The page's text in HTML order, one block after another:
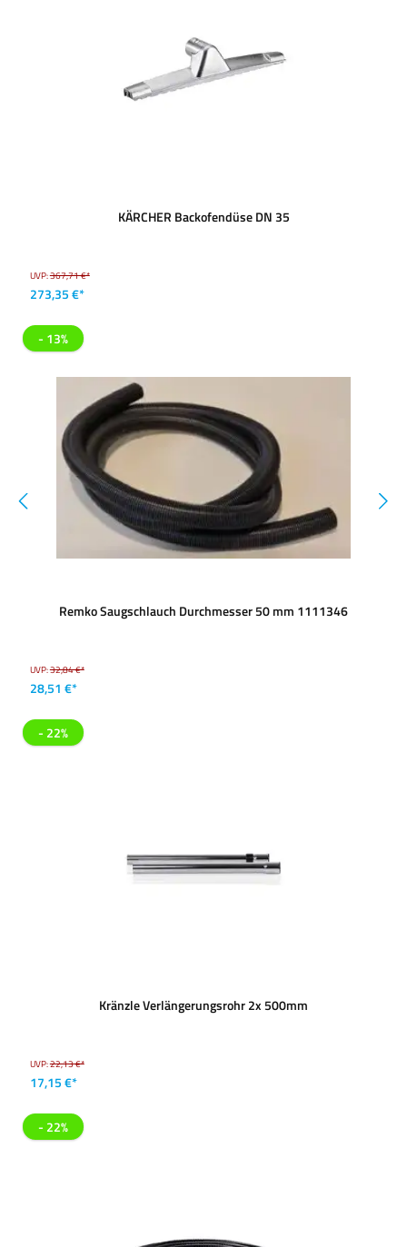
KÄRCHER Backofendüse DN 35
UVP:367,71 €*
273,35 €*
- 13%
Remko Saugschlauch Durchmesser 50 mm 1111346
UVP:32,84 €*
28,51 €*
- 22%
Kränzle Verlängerungsrohr 2x 500mm
UVP:22,13 €*
17,15 €*
- 22%